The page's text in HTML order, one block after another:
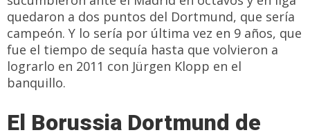
quedaron a dos puntos del Dortmund, que sería
campeón. Y lo sería por última vez en 9 años, que
fue el tiempo de sequía hasta que volvieron a
lograrlo en 2011 con Jürgen Klopp en el
banquillo.
El Borussia Dortmund de